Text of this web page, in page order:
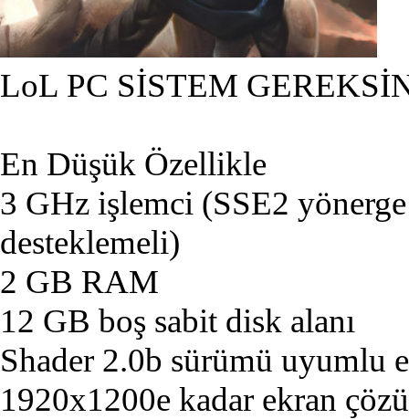
LoL PC SİSTEM
En Düşük Özellikle
3 GHz işlemci (SSE2
desteklemeli)
2 GB RAM
12 GB boş sabit disk alanı
Shader 2.0b sürümü uyumlu
1920x1200e kadar ekran